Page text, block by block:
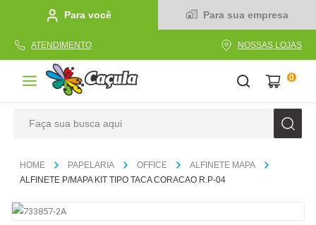
Para você Para sua empresa
ATENDIMENTO NOSSAS LOJAS
0
PAPELARIA OFFICE
ALFINETE MAPA
ALFINETE P/MAPA KIT TIPO TACA CORACAO R.P-04
1º caderno
2